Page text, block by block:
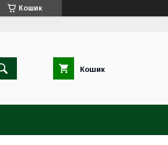
Кошик
Кошик